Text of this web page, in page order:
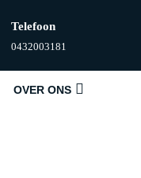
Telefoon
0432003181
OVER ONS